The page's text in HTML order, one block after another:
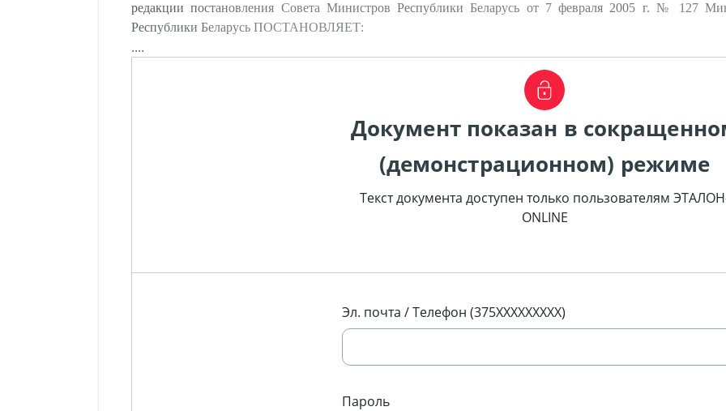
редакции постановления Совета Министров Республики Беларусь от 7 февраля 2005 г. № 127
Республики Беларусь ПОСТАНОВЛЯЕТ:
....
Документ показан в
(демонстрационном) режиме
Текст документа доступен только пользователям
ONLINE
Эл. почта / Телефон (375XXXXXXXXX)
Пароль